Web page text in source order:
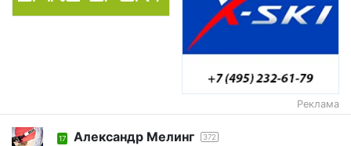
Реклама
17 Александр Мелинг 372